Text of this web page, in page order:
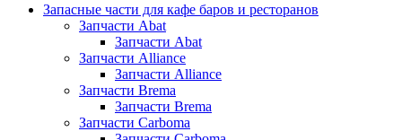
Запасные части для кафе баров и ресторанов
Запчасти Abat
Запчасти Abat
Запчасти Alliance
Запчасти Alliance
Запчасти Brema
Запчасти Brema
Запчасти Carboma